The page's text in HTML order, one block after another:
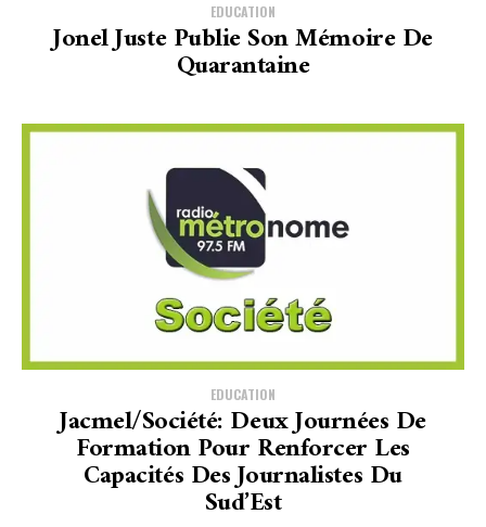
EDUCATION
Jonel Juste Publie Son Mémoire De
Quarantaine
EDUCATION
Jacmel/Société: Deux Journées De
Formation Pour Renforcer Les
Capacités Des Journalistes Du
Sud’Est